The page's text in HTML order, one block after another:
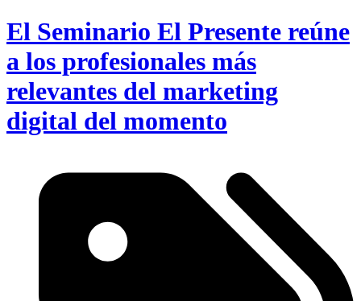
El Seminario El Presente reúne
a los profesionales más
relevantes del marketing
digital del momento